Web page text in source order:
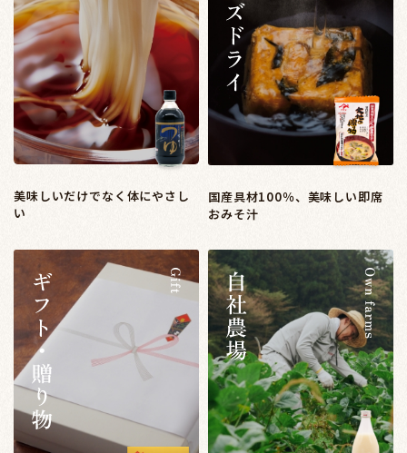
美味しいだけでなく体にやさし
い
国産具材100％、美味しい即席
おみそ汁